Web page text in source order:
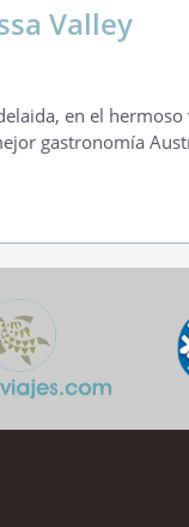
Valley
en el
gastronomía